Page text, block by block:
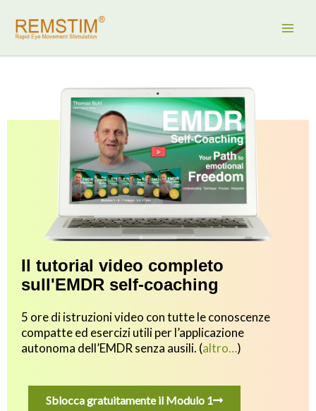
contenuto
Il tutorial video completo
sull'EMDR self-coaching
5 ore di istruzioni video con tutte le conoscenze
compatte ed esercizi utili per l’applicazione
autonoma dell’EMDR senza ausili. (altro…)
Sblocca gratuitamente il Modulo 1